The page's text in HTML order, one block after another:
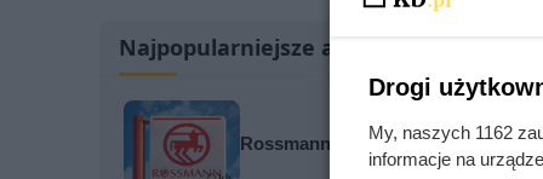
Najpopularniejsze artykuły
Rossmann tnie cenę kultowego
Drogi
My, naszych 1162
informacje na